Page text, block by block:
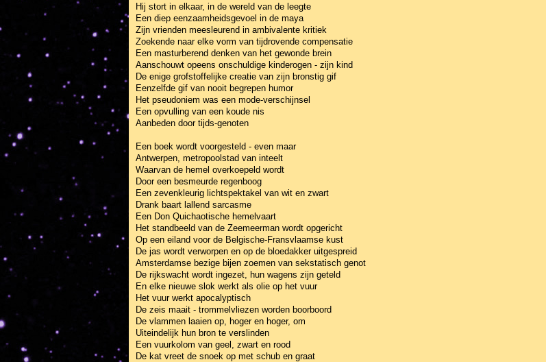
Hij stort in elkaar, in de wereld van de leegte
Een diep eenzaamheidsgevoel in de maya
Zijn vrienden meesleurend in ambivalente kritiek
Zoekende naar elke vorm van tijdrovende compensatie
Een masturberend denken van het gewonde brein
Aanschouwt opeens onschuldige kinderogen - zijn kind
De enige grofstoffelijke creatie van zijn bronstig gif
Eenzelfde gif van nooit begrepen humor
Het pseudoniem was een mode-verschijnsel
Een opvulling van een koude nis
Aanbeden door tijds-genoten
Een boek wordt voorgesteld - even maar
Antwerpen, metropoolstad van inteelt
Waarvan de hemel overkoepeld wordt
Door een besmeurde regenboog
Een zevenkleurig lichtspektakel van wit en zwart
Drank baart lallend sarcasme
Een Don Quichaotische hemelvaart
Het standbeeld van de Zeemeerman wordt opgericht
Op een eiland voor de Belgische-Fransvlaamse kust
De jas wordt verworpen en op de bloedakker uitgespreid
Amsterdamse bezige bijen zoemen van sekstatisch genot
De rijkswacht wordt ingezet, hun wagens zijn geteld
En elke nieuwe slok werkt als olie op het vuur
Het vuur werkt apocalyptisch
De zeis maait - trommelvliezen worden boorboord
De vlammen laaien op, hoger en hoger, om
Uiteindelijk hun bron te verslinden
Een vuurkolom van geel, zwart en rood
De kat vreet de snoek op met schub en graat